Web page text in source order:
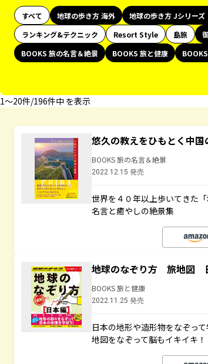
すべて 地球の歩き方 海外 地球の歩き方 Jシリーズ
ランキング&テクニック
Resort Style 島旅
BOOKS 旅の名言＆絶景
BOOKS 旅と健康
1〜20件/196件中 を表示
悠久の教えをひもとく中
BOOKS 旅の名言＆絶景
2022.12.15 発売
世界を４０年以上歩いてきた
名言と癒やしの絶景集
地球のなぞり方 旅地図
BOOKS 旅と健康
2022.11.25 発売
日本の地形や造形物をなぞっ
地図をなぞって脳もイキイキ！